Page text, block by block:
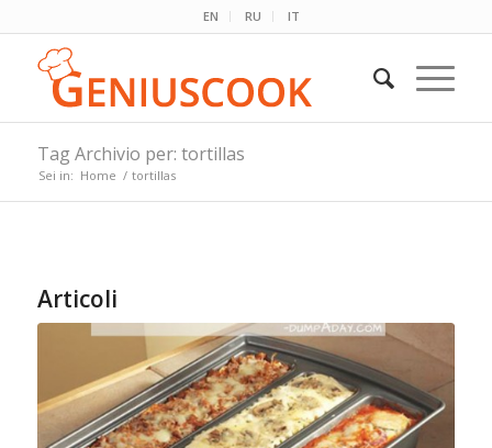
EN RU IT
Tag Archivio per: tortillas
Sei in: Home / tortillas
Articoli